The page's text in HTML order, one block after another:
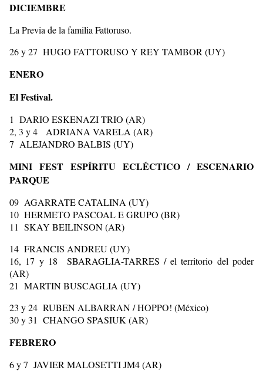
DICIEMBRE
La Previa de la familia Fattoruso.
26 y 27 HUGO FATTORUSO Y REY TAMBOR (UY)
ENERO
El Festival.
1 DARIO ESKENAZI TRIO (AR)
2, 3 y 4 ADRIANA VARELA (AR)
7 ALEJANDRO BALBIS (UY)
MINI FEST ESPÍRITU ECLÉCTICO / ESCENARIO
PARQUE
09 AGARRATE CATALINA (UY)
10 HERMETO PASCOAL E GRUPO (BR)
11 SKAY BEILINSON (AR)
14 FRANCIS ANDREU (UY)
16, 17 y 18 SBARAGLIA-TARRES / el territorio del poder
(AR)
21 MARTIN BUSCAGLIA (UY)
23 y 24 RUBEN ALBARRAN / HOPPO! (México)
30 y 31 CHANGO SPASIUK (AR)
FEBRERO
6 y 7 JAVIER MALOSETTI JM4 (AR)